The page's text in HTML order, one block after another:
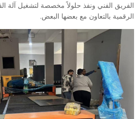
الفريق الفني ونفذ حلولاً مخصصة لتشغيل آلة
الرقمية بالتعاون مع بعضها البعض.